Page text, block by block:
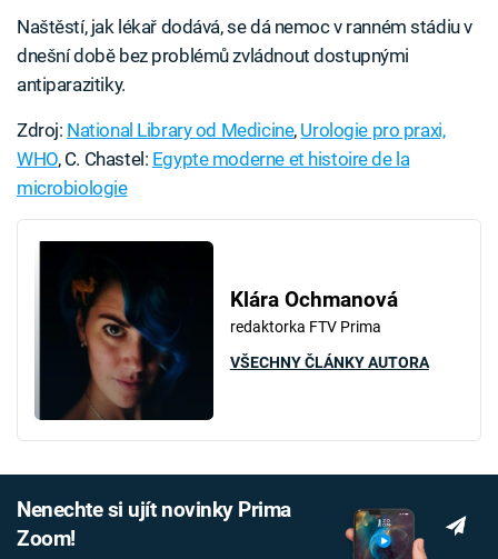
Naštěstí, jak lékař dodává, se dá nemoc v ranném stádiu v
dnešní době bez problémů zvládnout dostupnými
antiparazitiky.
Zdroj: National Library od Medicine, Urologie pro praxi,
WHO, C. Chastel: Egypte moderne et histoire de la
microbiologie
Klára Ochmanová
redaktorka FTV Prima
VŠECHNY ČLÁNKY AUTORA
Nenechte si ujít novinky Prima
Zoom!